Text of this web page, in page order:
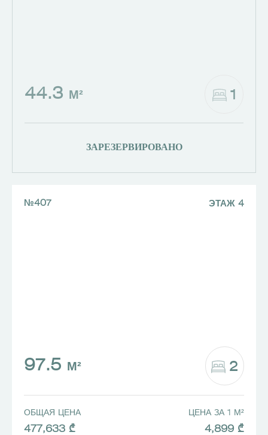
44.3 М² 1
ЗАРЕЗЕРВИРОВАНО
№407 ЭТАЖ 4
97.5 М² 2
ОБЩАЯ ЦЕНА
477,633 ₾
ЦЕНА ЗА 1 М²
4,899 ₾